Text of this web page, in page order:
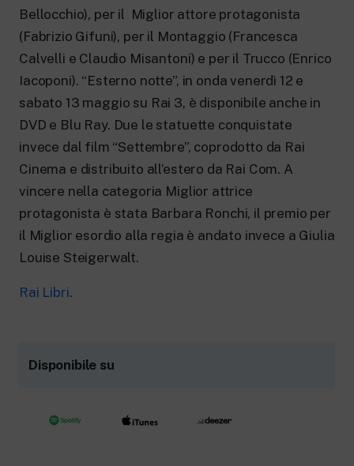
Approfondimenti culturali su Arte,
Letteratura, Storia e molto altro.
Per le scuole secondarie di I e II grado,
l’Università, i Docenti e l’istruzione degli
adulti.
Rai Scuola
Bellocchio), per il Miglior attore protagonista
(Fabrizio Gifuni), per il Montaggio (Francesca
Calvelli e Claudio Misantoni) e per il Trucco (Enrico
Iacoponi). “Esterno notte”, in onda venerdì 12 e
sabato 13 maggio su Rai 3, è disponibile anche in
DVD e Blu Ray. Due le statuette conquistate
invece dal film “Settembre”, coprodotto da Rai
Cinema e distribuito all’estero da Rai Com. A
vincere nella categoria Miglior attrice
protagonista è stata Barbara Ronchi, il premio per
il Miglior esordio alla regia è andato invece a Giulia
Louise Steigerwalt.
Rai Libri.
Disponibile su